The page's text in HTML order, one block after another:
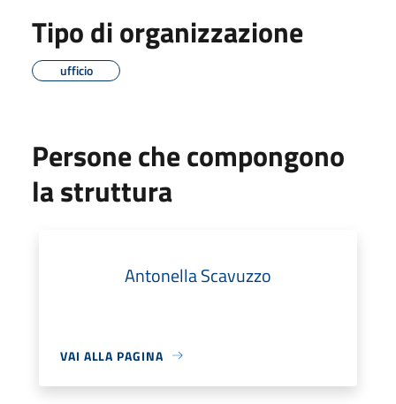
Tipo di organizzazione
ufficio
Persone che compongono
la struttura
Antonella Scavuzzo
VAI ALLA PAGINA